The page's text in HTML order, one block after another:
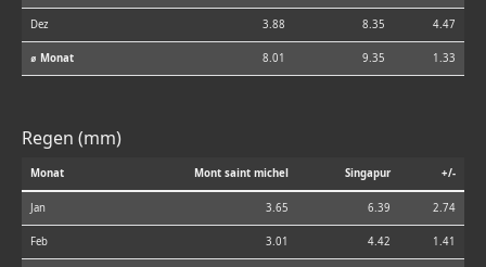
Dez 3.88 8.35 4.47
⌀ Monat 8.01 9.35 1.33
Regen (mm)
Monat Mont saint michel Singapur +/-
Jan 3.65 6.39 2.74
Feb 3.01 4.42 1.41